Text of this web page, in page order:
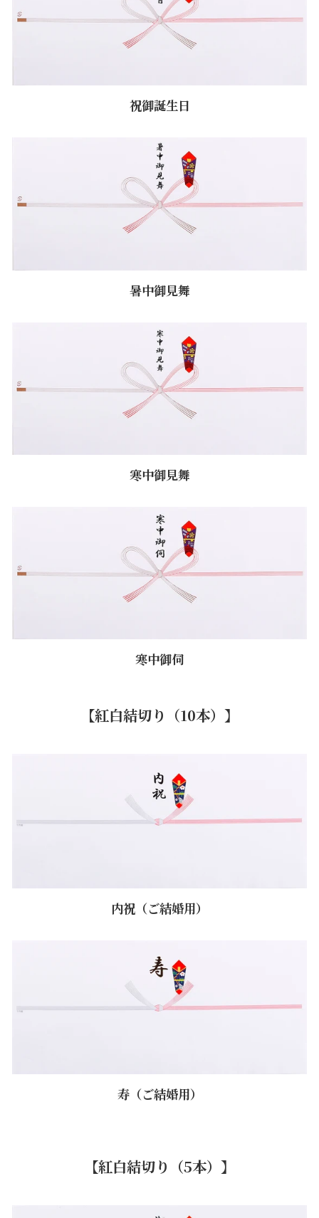
祝御誕生日
暑中御見舞
寒中御見舞
寒中御伺
【紅白結切り（10本）】
内祝（ご結婚用）
寿（ご結婚用）
【紅白結切り（5本）】